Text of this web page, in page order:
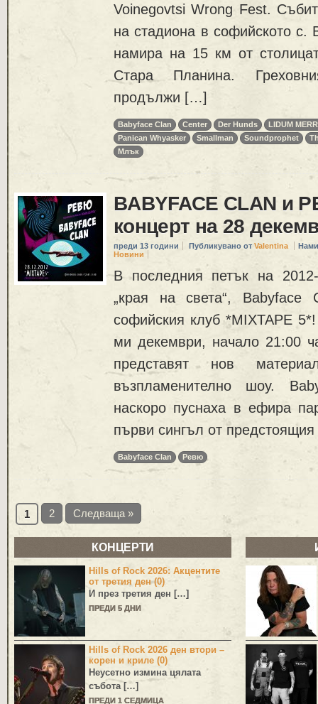
Voinegovtsi Wrong Fest.
на стадиона в софийското с.
намира на 15 км от
Стара Планина.
продължи […]
Babyface Clan Center Der Hunds
LIDUM
Panican Whyasker
Smallman Soundprophet
Млък
BABYFACE CLAN и
концерт на 28
преди 13 години Публикувано от Valentina
Новини
В последния петък на
„края на света“,
софийския клуб *MIXTAPE
ми декември, начало 21:00
представят нов
възпламенително шоу.
наскоро пуснаха в ефира
първи сингъл от
Babyface Clan Ревю
1 2 Следваща »
КОНЦЕРТИ
Hills of Rock 2026: Акцентите
от третия ден (0)
И през третия ден […]
ПРЕДИ 5 ДНИ
Hills of Rock 2026 ден втори –
корен и криле (0)
Неусетно измина цялата
събота […]
ПРЕДИ 1 СЕДМИЦА